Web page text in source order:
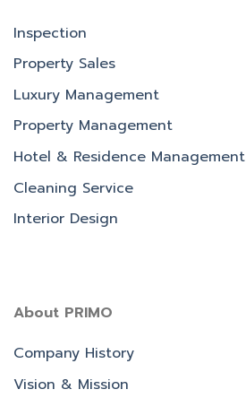
Inspection
Property Sales
Luxury Management
Property Management
Hotel & Residence Management
Cleaning Service
Interior Design
About PRIMO
Company History
Vision & Mission